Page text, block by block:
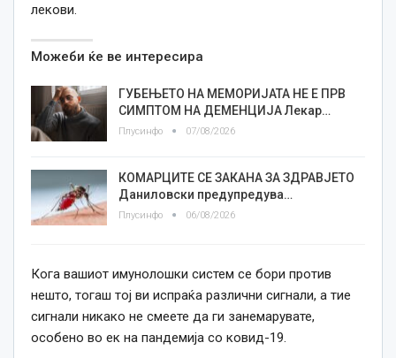
лекови.
Можеби ќе ве интересира
ГУБЕЊЕТО НА МЕМОРИЈАТА НЕ Е ПРВ
СИМПТОМ НА ДЕМЕНЦИЈА Лекар…
Плусинфо 07/08/2026
КОМАРЦИТЕ СЕ ЗАКАНА ЗА ЗДРАВЈЕТО
Даниловски предупредува…
Плусинфо 06/08/2026
Кога вашиот имунолошки систем се бори против
нешто, тогаш тој ви испраќа различни сигнали, а тие
сигнали никако не смеете да ги занемарувате,
особено во ек на пандемија со ковид-19.